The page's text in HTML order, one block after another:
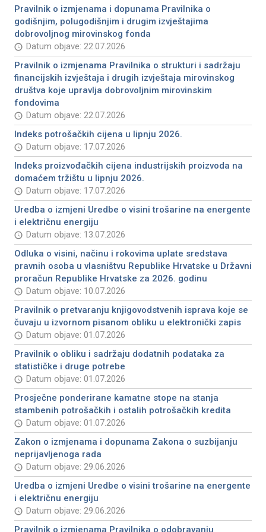
Pravilnik o izmjenama i dopunama Pravilnika o
godišnjim, polugodišnjim i drugim izvještajima
dobrovoljnog mirovinskog fonda
Datum objave: 22.07.2026
Pravilnik o izmjenama Pravilnika o strukturi i sadržaju
financijskih izvještaja i drugih izvještaja mirovinskog
društva koje upravlja dobrovoljnim mirovinskim
fondovima
Datum objave: 22.07.2026
Indeks potrošačkih cijena u lipnju 2026.
Datum objave: 17.07.2026
Indeks proizvođačkih cijena industrijskih proizvoda na
domaćem tržištu u lipnju 2026.
Datum objave: 17.07.2026
Uredba o izmjeni Uredbe o visini trošarine na energente
i električnu energiju
Datum objave: 13.07.2026
Odluka o visini, načinu i rokovima uplate sredstava
pravnih osoba u vlasništvu Republike Hrvatske u Državni
proračun Republike Hrvatske za 2026. godinu
Datum objave: 10.07.2026
Pravilnik o pretvaranju knjigovodstvenih isprava koje se
čuvaju u izvornom pisanom obliku u elektronički zapis
Datum objave: 01.07.2026
Pravilnik o obliku i sadržaju dodatnih podataka za
statističke i druge potrebe
Datum objave: 01.07.2026
Prosječne ponderirane kamatne stope na stanja
stambenih potrošačkih i ostalih potrošačkih kredita
Datum objave: 01.07.2026
Zakon o izmjenama i dopunama Zakona o suzbijanju
neprijavljenoga rada
Datum objave: 29.06.2026
Uredba o izmjeni Uredbe o visini trošarine na energente
i električnu energiju
Datum objave: 29.06.2026
Pravilnik o izmjenama Pravilnika o odobravanju